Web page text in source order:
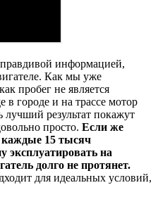
информацией,
Как мы уже
пробег не является
городе и на трассе мотор
лучший результат покажут
просто. Если же
каждые 15 тысяч
эксплуатировать на
долго не протянет.
для идеальных условий,